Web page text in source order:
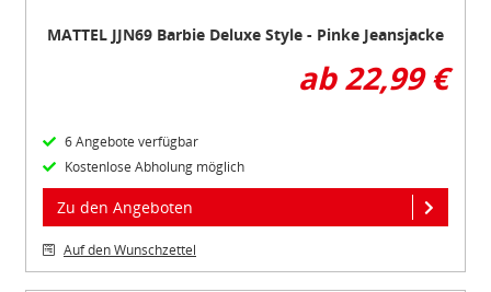
MATTEL JJN69 Barbie Deluxe Style - Pinke Jeansjacke
ab 22,99 €
6 Angebote verfügbar
Kostenlose Abholung möglich
Zu den Angeboten
Auf den Wunschzettel